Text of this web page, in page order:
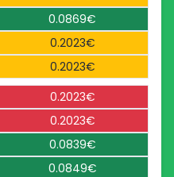
0.0869€
0.2023€
0.2023€
0.2023€
0.2023€
0.0839€
0.0849€